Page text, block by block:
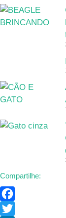
Compartilhe:
Facebook